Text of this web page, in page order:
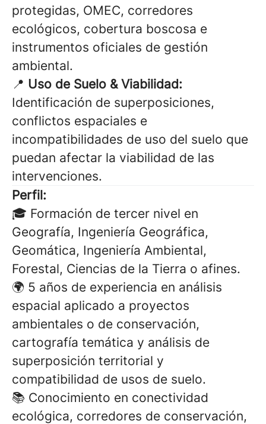
protegidas, OMEC, corredores
ecológicos, cobertura boscosa e
instrumentos oficiales de gestión
ambiental.
📍 Uso de Suelo & Viabilidad:
Identificación de superposiciones,
conflictos espaciales e
incompatibilidades de uso del suelo que
puedan afectar la viabilidad de las
intervenciones.
Perfil:
🎓 Formación de tercer nivel en
Geografía, Ingeniería Geográfica,
Geomática, Ingeniería Ambiental,
Forestal, Ciencias de la Tierra o afines.
🌍 5 años de experiencia en análisis
espacial aplicado a proyectos
ambientales o de conservación,
cartografía temática y análisis de
superposición territorial y
compatibilidad de usos de suelo.
📚 Conocimiento en conectividad
ecológica, corredores de conservación,